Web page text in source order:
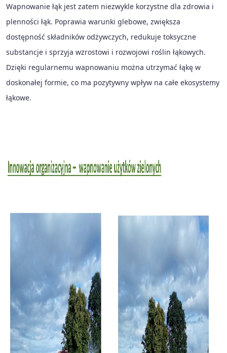
Wapnowanie łąk jest zatem niezwykle korzystne dla zdrowia i
plenności łąk. Poprawia warunki glebowe, zwiększa
dostępność składników odżywczych, redukuje toksyczne
substancje i sprzyja wzrostowi i rozwojowi roślin łąkowych.
Dzięki regularnemu wapnowaniu można utrzymać łąkę w
doskonałej formie, co ma pozytywny wpływ na całe ekosystemy
łąkowe.